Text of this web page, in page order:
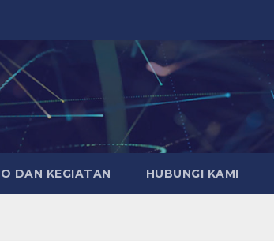
DAN KEGIATAN HUBUNGI KAMI